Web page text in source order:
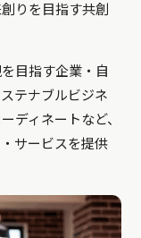
りを目指す共創
目指す企業・自
テナブルビジネ
ディネートなど、
サービスを提供